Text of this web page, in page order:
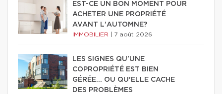
EST-CE UN BON MOMENT POUR
ACHETER UNE PROPRIÉTÉ
AVANT L'AUTOMNE?
IMMOBILIER 7 août 2026
LES SIGNES QU'UNE
COPROPRIÉTÉ EST BIEN
GÉRÉE… OU QU'ELLE CACHE
DES PROBLÈMES